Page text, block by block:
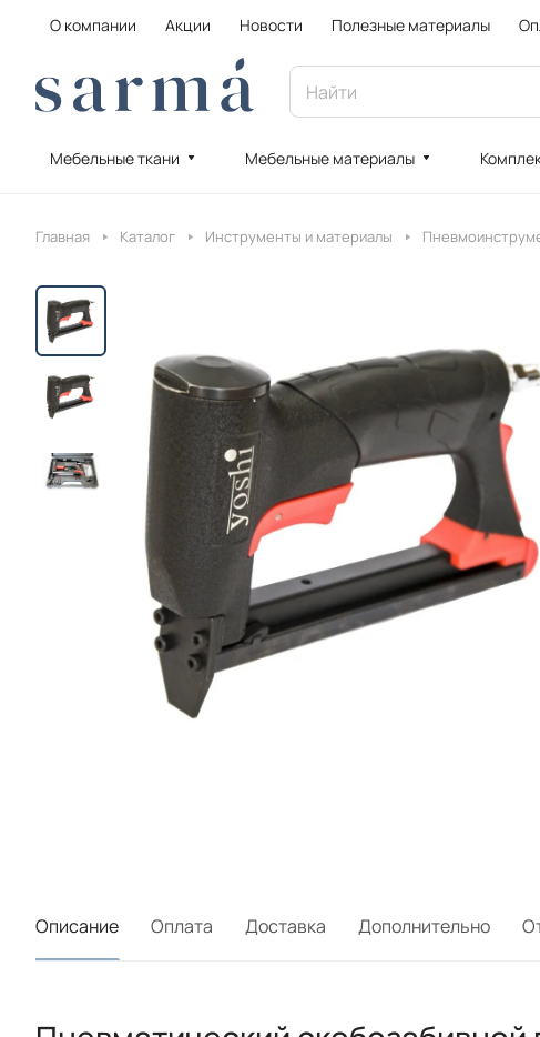
О компании Акции Новости Полезные материалы
Мебельные ткани Мебельные материалы
Главная Каталог Инструменты и материалы
Описание Оплата Доставка Дополнительно